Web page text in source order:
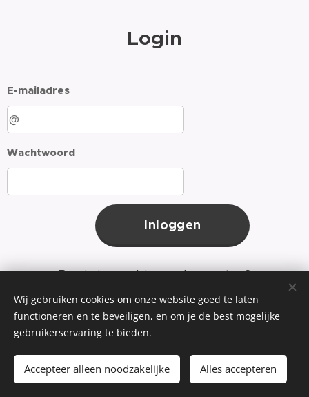
Login
E-mailadres
Wachtwoord
Inloggen
Ben je je wachtwoord vergeten?
Cookies
Wij gebruiken cookies om onze website goed te laten
functioneren en te beveiligen, en om je de best mogelijke
gebruikerservaring te bieden.
Accepteer alleen noodzakelijke Alles accepteren